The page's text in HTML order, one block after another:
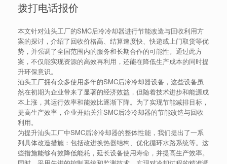
拨打电话报价
本文针对汕头工厂的SMC后冷冷却器进行节能改造与回收利用方
案的探讨，介绍了回收价格高、结算速度快、快递或上门取货等优
势，并强调了全国范围内的服务和长期合作的可能性。通过此方
案，不仅能实现资源的高效再利用，还能在降低生产成本的同时提
升环保意识。
汕头工厂拥有众多使用多年的SMC后冷冷却器设备，这些设备虽
然在初期为企业带来了显著的经济效益，但随着技术进步和能源成
本上涨，其运行效率和能效比逐渐下降。为了实现节能减排目标，
提高生产效率，企业开始关注SMC后冷冷却器的节能改造与回收
利用。
为提升汕头工厂中SMC后冷冷却器的整体性能，我们提出了一系
列具体改造措施：包括改进换热器结构、优化循环水路系统等。这
些措施能够有效降低能耗，延长设备使用寿命，并提高生产效率。